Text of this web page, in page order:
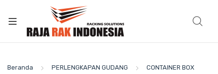
Beranda PERLENGKAPAN GUDANG
CONTAINER BOX